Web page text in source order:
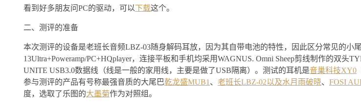
看到好多朋友问PC的驱动，可以下载这个。
二、测评的准备
本次测评的设备是老班长音频LBZ-03随身解码耳放，因为其自带电池的特性，因此区分常见的小
13Ultra+Poweramp/PC+HQplayer，连接平板和手机均采用WAGNUS. Omni Sheep剪线制作的双头
UNITE USB3.0数据线（线是一般的家用线，主要是做了USB隔离）。测试的耳机是音巢科技XY0
参与测评的产品有号称最强音质的大尾巴乾龙盛MUB1 、 老班长LBZ-02以及水月雨破晓、 FOSI
度，选取了乐图的大墨菊作为对照组。